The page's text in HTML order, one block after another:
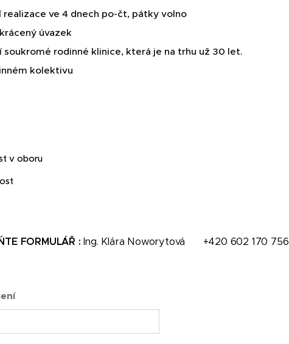
realizace ve 4 dnech po-čt, pátky volno
úvazek
soukromé rodinné klinice, která je na trhu už 30 let.
kolektivu
v oboru
FORMULÁŘ : Ing. Klára Noworytová ☎ +420 602 170 756